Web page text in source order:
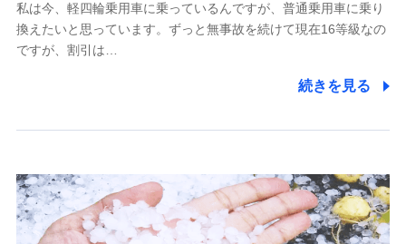
(https://pshoken.co.jp/)
リトルファミリー少額短期保険株式会社
(https://www.littlefamily-ssi.com/)
郵便、電話、およびＥメール等により、当社と取引のあるも
た維持管理等の委託業務遂行のため、またそれらに付帯、関
連する当社および提携会社のサービスを案内、提供するため
（なお、当社は複数の保険会社と取引があり、取得した個人
情報を取引のある他の保険会社の商品・サービスをご提案す
私は今、軽四輪乗用車に乗っているんですが、普通乗用車に乗り
換えたいと思っています。ずっと無事故を続けて現在16等級なの
ですが、割引は…
続きを見る